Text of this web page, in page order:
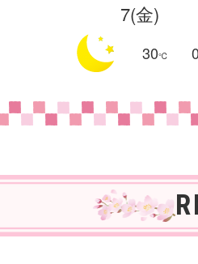
7(金)
30